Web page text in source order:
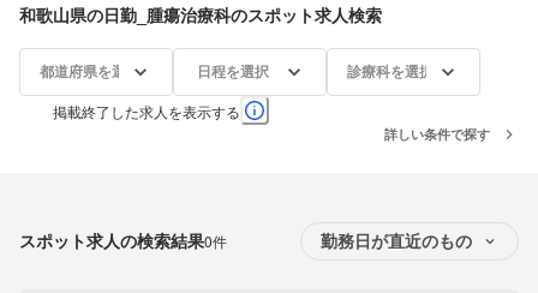
和歌山県の日勤_腫瘍治療科のスポット求人検索
都道府県を選択 日程を選択 診療科を選択
掲載終了した求人を表示する
詳しい条件で探す
スポット求人の検索結果0件 勤務日が直近のもの